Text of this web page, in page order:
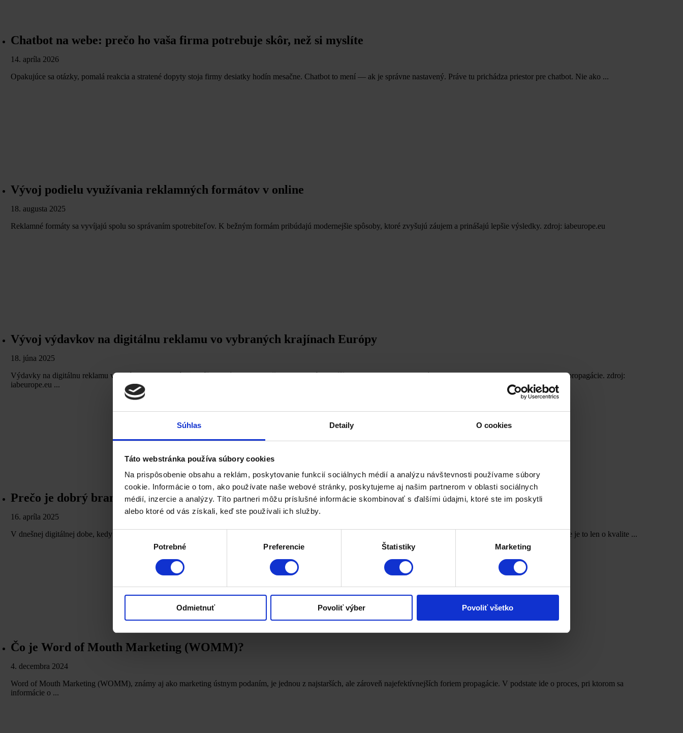
Súhlas Detaily O cookies
Táto webstránka používa súbory cookies
Na prispôsobenie obsahu a reklám, poskytovanie funkcií sociálnych médií a analýzu návštevnosti používame súbory
cookie. Informácie o tom, ako používate naše webové stránky, poskytujeme aj našim partnerom v oblasti sociálnych
médií, inzercie a analýzy. Títo partneri môžu príslušné informácie skombinovať s ďalšími údajmi, ktoré ste im poskytli
alebo ktoré od vás získali, keď ste používali ich služby.
Potrebné Preferencie Štatistiky Marketing
Odmietnuť Povoliť výber Povoliť všetko
Chatbot na webe: prečo ho vaša firma potrebuje skôr, než si myslíte
14. apríla 2026
Opakujúce sa otázky, pomalá reakcia a stratené dopyty stoja firmy desiatky hodín mesačne. Chatbot to mení — ak je správne nastavený. Práve tu prichádza priestor pre chatbot. Nie ako ...
Vývoj podielu využívania reklamných formátov v online
18. augusta 2025
Reklamné formáty sa vyvíjajú spolu so správaním spotrebiteľov. K bežným formám pribúdajú modernejšie spôsoby, ktoré zvyšujú záujem a prinášajú lepšie výsledky. zdroj: iabeurope.eu
Vývoj výdavkov na digitálnu reklamu vo vybraných krajínach Európy
18. júna 2025
Výdavky na digitálnu reklamu v Európe (v €m) sa výrazne líšia podľa krajiny, pričom dominujú najväčšie ekonomiky. Tento prehľad ukazuje, kto investuje najviac do online propagácie. zdroj:
iabeurope.eu ...
Prečo je dobrý branding dôležitý?
16. apríla 2025
V dnešnej digitálnej dobe, kedy je konkurencia omnoho intenzívnejšia než kedykoľvek predtým, musia značky vynakladať veľa úsilia, aby si udržali svoju pozíciu na trhu. Nie je to len o kvalite ...
Čo je Word of Mouth Marketing (WOMM)?
4. decembra 2024
Word of Mouth Marketing (WOMM), známy aj ako marketing ústnym podaním, je jednou z najstarších, ale zároveň najefektívnejších foriem propagácie. V podstate ide o proces, pri ktorom sa
informácie o ...